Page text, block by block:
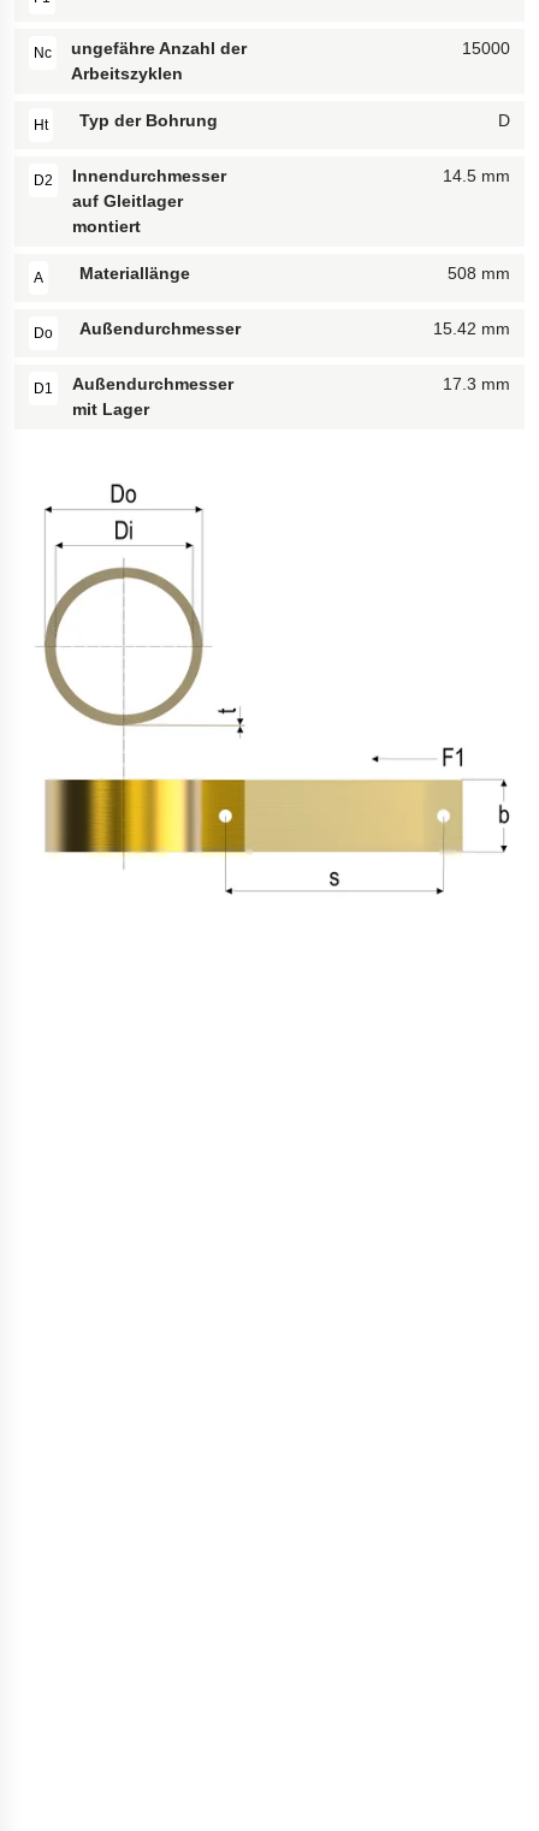
Nc
ungefähre Anzahl der
Arbeitszyklen
15000
Ht Typ der Bohrung D
D2
Innendurchmesser
auf Gleitlager
montiert
14.5 mm
A Materiallänge 508 mm
Do Außendurchmesser 15.42 mm
D1
Außendurchmesser
mit Lager
17.3 mm